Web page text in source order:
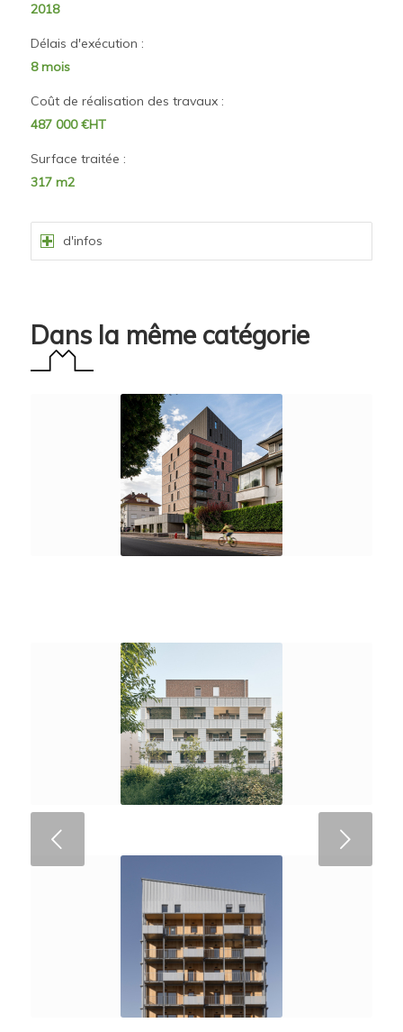
2018
Délais d'exécution :
8 mois
Coût de réalisation des travaux :
487 000 €HT
Surface traitée :
317 m2
d'infos
Dans la même catégorie